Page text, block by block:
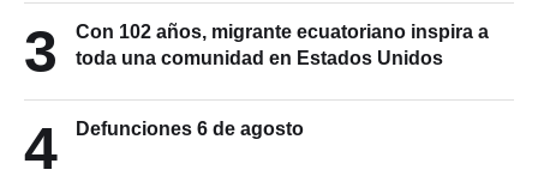
3
Con 102 años, migrante ecuatoriano inspira a
toda una comunidad en Estados Unidos
4 Defunciones 6 de agosto